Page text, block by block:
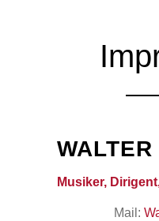
Musiker,
Mail: